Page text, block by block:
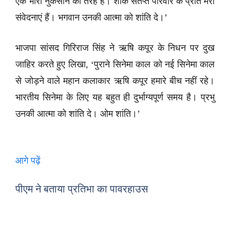
संवेदनाएं हैं। भगवान उनकी आत्मा को शांति दे।’
भाजपा सांसद गिरिराज सिंह ने ऋषि कपूर के निधन पर दुख
जाहिर करते हुए लिखा, ‘पुराने सिनेमा काल को नई सिनेमा काल
से जोड़ने वाले महान कलाकार ऋषि कपूर हमारे बीच नहीं रहे।
भारतीय सिनेमा के लिए यह बहुत ही दुर्भाग्यपूर्ण समय है। प्रभु
उनकी आत्मा को शांति दे। ओम शांति।’
आगे पढ़ें
पीएम ने बताया प्रतिभा का पावरहाउस